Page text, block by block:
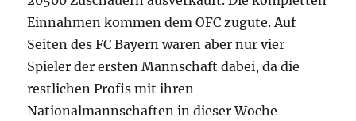
Einnahmen kommen dem OFC zugute. Auf
Seiten des FC Bayern waren aber nur vier
Spieler der ersten Mannschaft dabei, da die
restlichen Profis mit ihren
Nationalmannschaften in dieser Woche